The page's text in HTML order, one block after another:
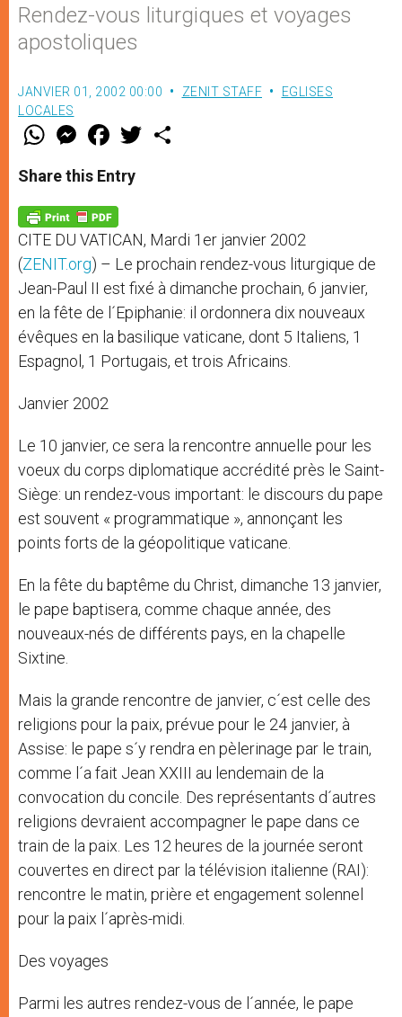
Rendez-vous liturgiques et voyages
apostoliques
JANVIER 01, 2002 00:00 ZENIT STAFF
EGLISES
LOCALES
W
t
s
p
p
M
e
s
e
g
e
r
F
a
e
b
o
k
w
Share this Entry
CITE DU VATICAN, Mardi 1er janvier 2002
(ZENIT.org) – Le prochain rendez-vous liturgique de
Jean-Paul II est fixé à dimanche prochain, 6 janvier,
en la fête de l´Epiphanie: il ordonnera dix nouveaux
évêques en la basilique vaticane, dont 5 Italiens, 1
Espagnol, 1 Portugais, et trois Africains.
Janvier 2002
Le 10 janvier, ce sera la rencontre annuelle pour les
voeux du corps diplomatique accrédité près le Saint-
Siège: un rendez-vous important: le discours du pape
est souvent « programmatique », annonçant les
points forts de la géopolitique vaticane.
En la fête du baptême du Christ, dimanche 13 janvier,
le pape baptisera, comme chaque année, des
nouveaux-nés de différents pays, en la chapelle
Sixtine.
Mais la grande rencontre de janvier, c´est celle des
religions pour la paix, prévue pour le 24 janvier, à
Assise: le pape s´y rendra en pèlerinage par le train,
comme l´a fait Jean XXIII au lendemain de la
convocation du concile. Des représentants d´autres
religions devraient accompagner le pape dans ce
train de la paix. Les 12 heures de la journée seront
couvertes en direct par la télévision italienne (RAI):
rencontre le matin, prière et engagement solennel
pour la paix l´après-midi.
Des voyages
Parmi les autres rendez-vous de l´année, le pape